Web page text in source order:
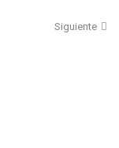
Siguiente